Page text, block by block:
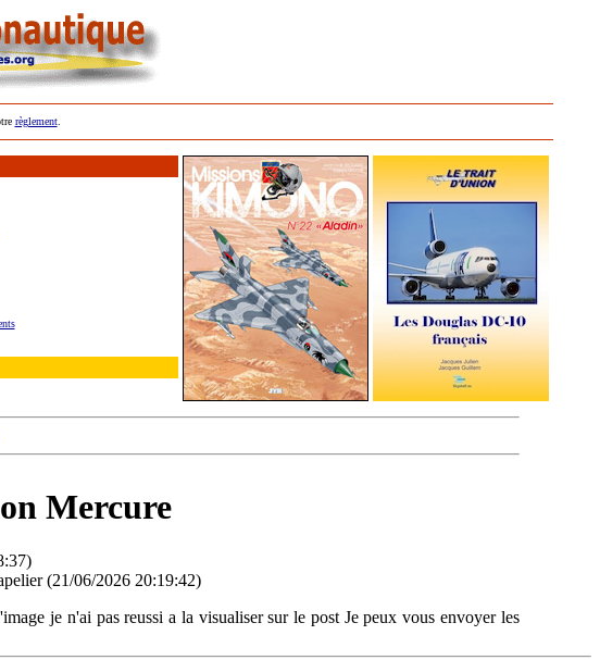
règlement.
Mercure
(21/06/2026 20:19:42)
je n'ai pas reussi a la visualiser sur le post Je peux vous envoyer les